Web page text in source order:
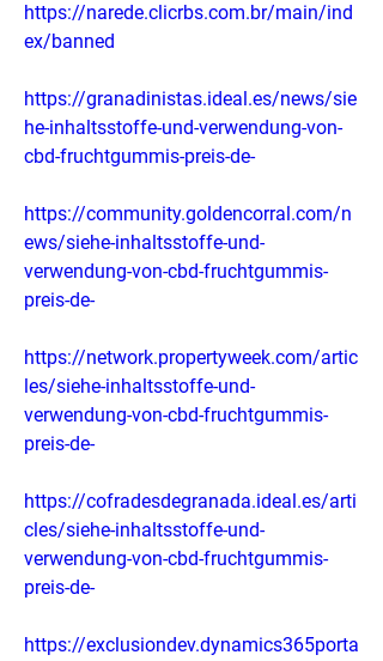
https://narede.clicrbs.com.br/main/ind
ex/banned
https://granadinistas.ideal.es/news/sie
he-inhaltsstoffe-und-verwendung-von-
cbd-fruchtgummis-preis-de-
https://community.goldencorral.com/n
ews/siehe-inhaltsstoffe-und-
verwendung-von-cbd-fruchtgummis-
preis-de-
https://network.propertyweek.com/artic
les/siehe-inhaltsstoffe-und-
verwendung-von-cbd-fruchtgummis-
preis-de-
https://cofradesdegranada.ideal.es/arti
cles/siehe-inhaltsstoffe-und-
verwendung-von-cbd-fruchtgummis-
preis-de-
https://exclusiondev.dynamics365porta